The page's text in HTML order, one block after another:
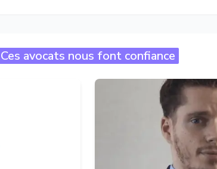
Ces avocats nous font confiance